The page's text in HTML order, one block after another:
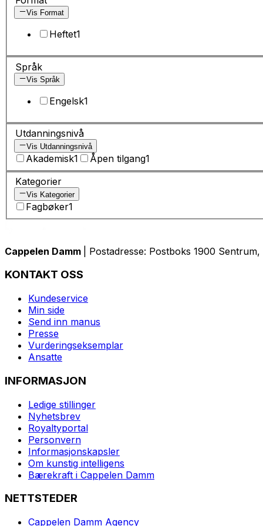
Vis Format
Heftet1
Språk
Vis Språk
Engelsk1
Utdanningsnivå
Vis Utdanningsnivå
Akademisk1 Åpen tilgang1
Kategorier
Vis Kategorier
Fagbøker1
Cappelen Damm | Postadresse: Postboks 1900
KONTAKT OSS
Kundeservice
Min side
Send inn manus
Presse
Vurderingseksemplar
Ansatte
INFORMASJON
Ledige stillinger
Nyhetsbrev
Royaltyportal
Personvern
Informasjonskapsler
Om kunstig intelligens
Bærekraft i Cappelen Damm
NETTSTEDER
Cappelen Damm Agency